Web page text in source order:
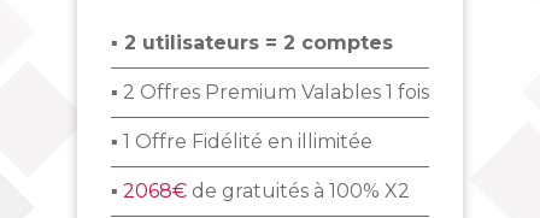
▪ 2 utilisateurs = 2 comptes
▪ 2 Offres Premium Valables 1 fois
▪ 1 Offre Fidélité en illimitée
▪ 2068€ de gratuités à 100% X2